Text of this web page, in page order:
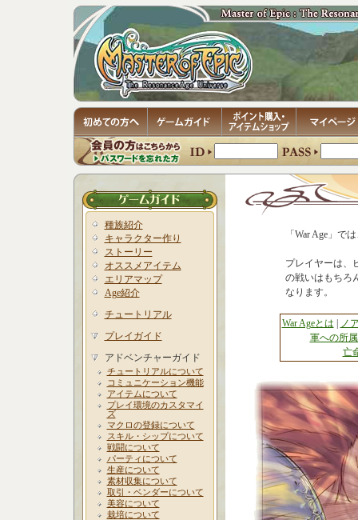
種族紹介
キャラクター作り
ストーリー
オススメアイテム
エリアマップ
Age紹介
チュートリアル
プレイガイド
アドベンチャーガイド
チュートリアルについて
コミュニケーション機能
アイテムについて
プレイ環境のカスタマイ
ズ
マクロの登録について
スキル・シップについて
戦闘について
パーティについて
生産について
素材収集について
取引・ベンダーについて
美容について
栽培について
「War Age」で
プレイヤーは、
の戦いはもちろ
なります。
War Ageとは
ノ
軍への所
亡